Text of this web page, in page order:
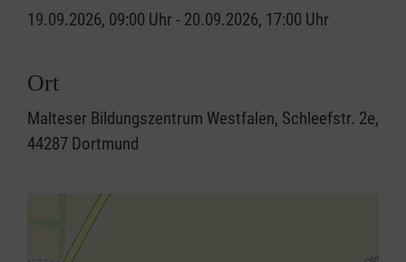
19.09.2026, 09:00 Uhr - 20.09.2026, 17:00 Uhr
Ort
Malteser Bildungszentrum Westfalen, Schleefstr. 2e,
44287 Dortmund